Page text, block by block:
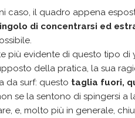
caso, il quadro appena
di concentrarsi ed
più evidente di questo tipo di
della pratica, la sua
da surf: questo taglia fuori,
se la sentono di spingersi a
e, molto più in generale,